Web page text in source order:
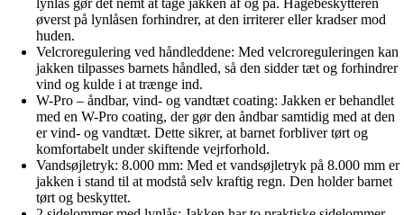
øverst på lynlåsen forhindrer, at den irriterer eller kradser mod
huden.
Velcroregulering ved håndleddene: Med velcroreguleringen kan
jakken tilpasses barnets håndled, så den sidder tæt og forhindrer
vind og kulde i at trænge ind.
W-Pro – åndbar, vind- og vandtæt coating: Jakken er behandlet
med en W-Pro coating, der gør den åndbar samtidig med at den
er vind- og vandtæt. Dette sikrer, at barnet forbliver tørt og
komfortabelt under skiftende vejrforhold.
Vandsøjletryk: 8.000 mm: Med et vandsøjletryk på 8.000 mm er
jakken i stand til at modstå selv kraftig regn. Den holder barnet
tørt og beskyttet.